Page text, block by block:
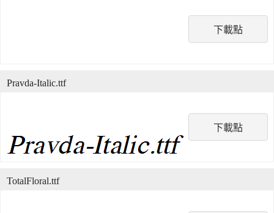
下載點
下載點
Pravda-Italic.ttf
TotalFloral.ttf